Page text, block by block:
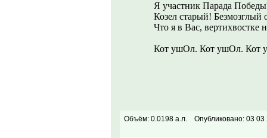
Я участник Парада
Козел старый! Безмозглый
Что я в Вас, вертихвостке
Кот ушОл. Кот ушОл. Кот
Объём: 0.0198 а.л. Опубликовано: 03 03